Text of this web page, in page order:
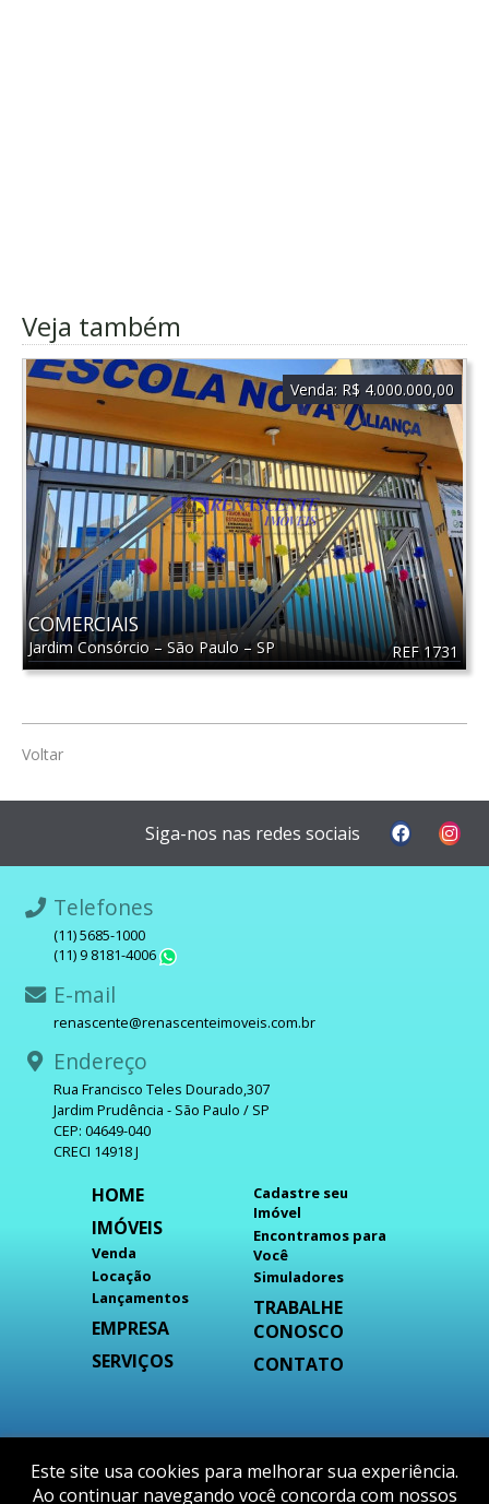
Veja também
REF 1731
COMERCIAIS
Jardim Consórcio – São Paulo – SP
Venda: R$ 4.000.000,00
Voltar
Este site usa cookies para melhorar sua experiência.
Ao continuar navegando você concorda com nossos
Siga-nos nas redes sociais
Telefones
(11) 5685-1000
(11) 9 8181-4006
E-mail
renascente@renascenteimoveis.com.br
Endereço
Rua Francisco Teles Dourado,307
Jardim Prudência - São Paulo / SP
CEP: 04649-040
CRECI 14918 J
HOME
IMÓVEIS
Venda
Locação
Lançamentos
EMPRESA
SERVIÇOS
Cadastre seu
Imóvel
Encontramos para
Você
Simuladores
TRABALHE
CONOSCO
CONTATO